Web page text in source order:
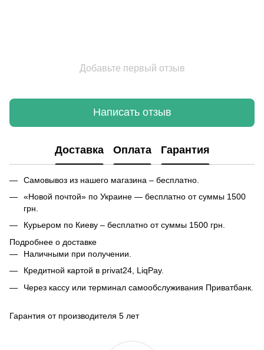
Добавьте первый отзыв
Написать отзыв
Доставка Оплата Гарантия
Самовывоз из нашего магазина – бесплатно.
«Новой почтой» по Украине — бесплатно от суммы 1500
грн.
Курьером по Киеву – бесплатно от суммы 1500 грн.
Подробнее о доставке
Наличными при получении.
Кредитной картой в privat24, LiqPay.
Через кассу или терминал самообслуживания Приватбанк.
Гарантия от производителя 5 лет